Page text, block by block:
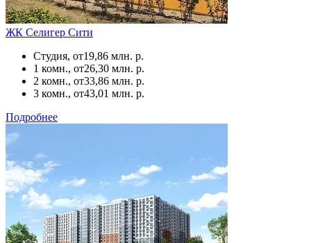
ЖК Селигер Сити
Студия, от19,86 млн. р.
1 комн., от26,30 млн. р.
2 комн., от33,86 млн. р.
3 комн., от43,01 млн. р.
Подробнее